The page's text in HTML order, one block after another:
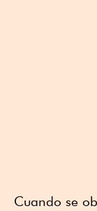
Cuando se